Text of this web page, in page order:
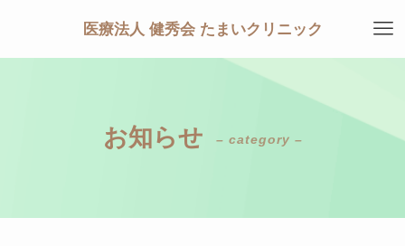
医療法人 健秀会 たまいクリニック
お知らせ – category –